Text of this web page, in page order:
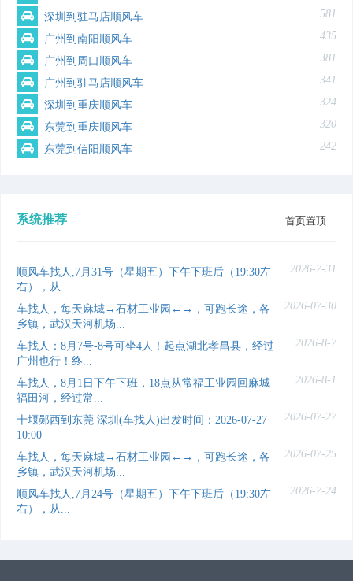
深圳到驻马店顺风车
581
广州到南阳顺风车 435
广州到周口顺风车 381
广州到驻马店顺风车 341
深圳到重庆顺风车 324
东莞到重庆顺风车 320
东莞到信阳顺风车 242
系统推荐 首页置顶
顺风车找人,7月31号（星期五）下午下班后（19:30左
右），从...
2026-7-31
车找人，每天麻城→石材工业园←→，可跑长途，各
乡镇，武汉天河机场...
2026-07-30
车找人：8月7号-8号可坐4人！起点湖北孝昌县，经过
广州也行！终...
2026-8-7
车找人，8月1日下午下班，18点从常福工业园回麻城
福田河，经过常...
2026-8-1
十堰郧西到东莞 深圳(车找人)出发时间：2026-07-27
10:00
2026-07-27
车找人，每天麻城→石材工业园←→，可跑长途，各
乡镇，武汉天河机场...
2026-07-25
顺风车找人,7月24号（星期五）下午下班后（19:30左
右），从...
2026-7-24